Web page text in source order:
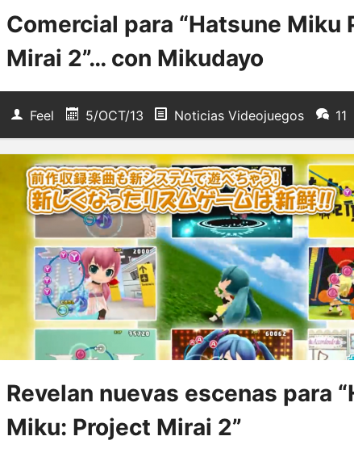
Comercial para “Hatsune Miku
Mirai 2”… con Mikudayo
Feel 5/OCT/13 Noticias Videojuegos 11
Revelan nuevas escenas para
Miku: Project Mirai 2”